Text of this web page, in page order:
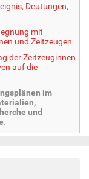
Deutungen,
mit
und Zeitzeugen
der Zeitzeuginnen
auf die
im
und